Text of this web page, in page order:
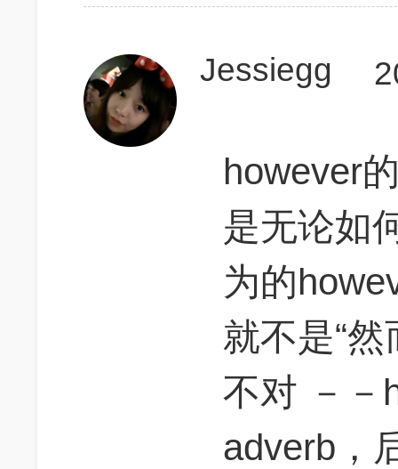
Jessiegg
however
是无论如
为的
就不是“
不对 －－
adverb，